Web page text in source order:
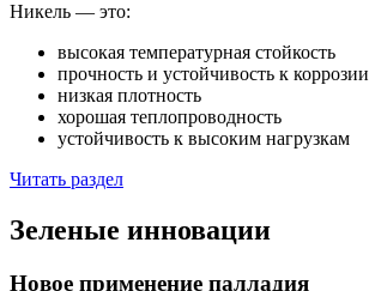
Никель — это:
высокая температурная стойкость
прочность и устойчивость к коррозии
низкая плотность
хорошая теплопроводность
устойчивость к высоким нагрузкам
Читать раздел
Зеленые инновации
Новое применение палладия